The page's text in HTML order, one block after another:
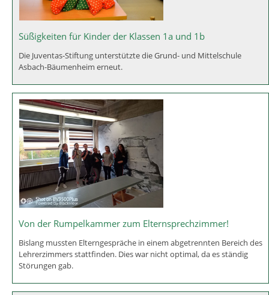
Süßigkeiten für Kinder der Klassen 1a und 1b
Die Juventas-Stiftung unterstützte die Grund- und Mittelschule
Asbach-Bäumenheim erneut.
Von der Rumpelkammer zum Elternsprechzimmer!
Bislang mussten Elterngespräche in einem abgetrennten Bereich des
Lehrerzimmers stattfinden. Dies war nicht optimal, da es ständig
Störungen gab.